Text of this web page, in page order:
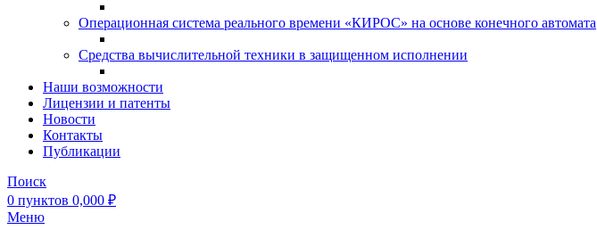
Операционная система реального времени «КИРОС» на основе конечного автомата
Средства вычислительной техники в защищенном исполнении
Наши возможности
Лицензии и патенты
Новости
Контакты
Публикации
Поиск
0 пунктов 0,000 ₽
Меню